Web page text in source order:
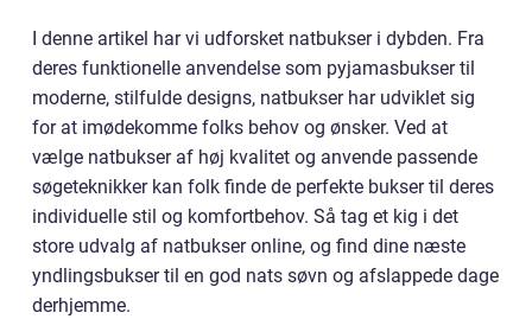
I denne artikel har vi udforsket natbukser i dybden. Fra
deres funktionelle anvendelse som pyjamasbukser til
moderne, stilfulde designs, natbukser har udviklet sig
for at imødekomme folks behov og ønsker. Ved at
vælge natbukser af høj kvalitet og anvende passende
søgeteknikker kan folk finde de perfekte bukser til deres
individuelle stil og komfortbehov. Så tag et kig i det
store udvalg af natbukser online, og find dine næste
yndlingsbukser til en god nats søvn og afslappede dage
derhjemme.